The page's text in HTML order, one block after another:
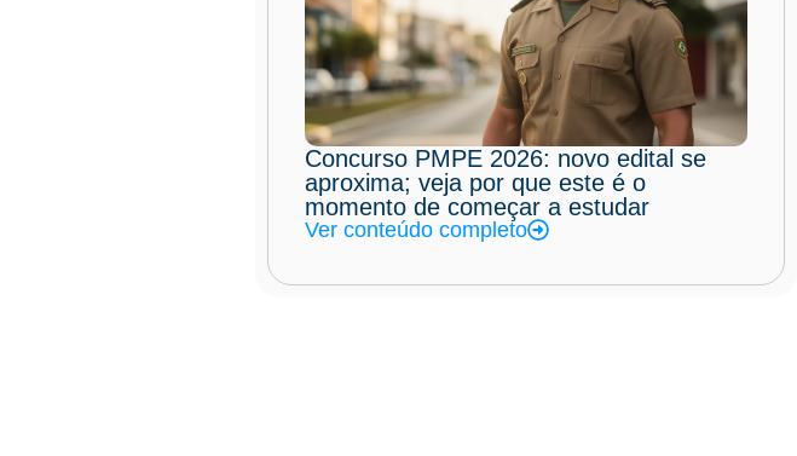
Concurso PMPE 2026: novo edital se
aproxima; veja por que este é o
momento de começar a estudar
Ver conteúdo completo